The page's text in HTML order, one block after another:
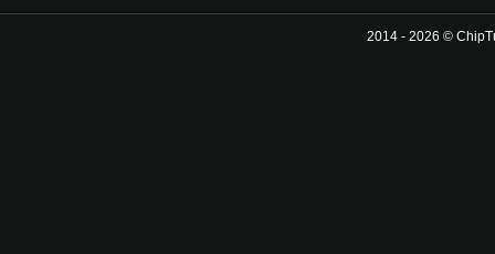
2014 - 2026 ©